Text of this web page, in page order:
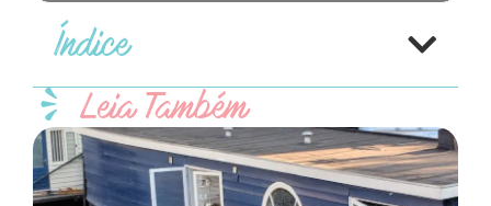
Índice
Leia Também